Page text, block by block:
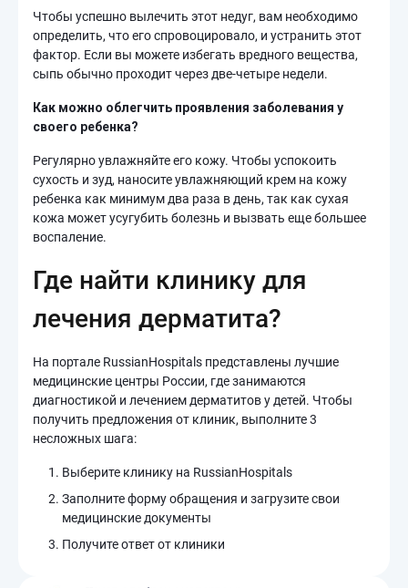
Чтобы успешно вылечить этот недуг, вам необходимо
определить, что его спровоцировало, и устранить этот
фактор. Если вы можете избегать вредного вещества,
сыпь обычно проходит через две-четыре недели.
Как можно облегчить проявления заболевания у
своего ребенка?
Регулярно увлажняйте его кожу. Чтобы успокоить
сухость и зуд, наносите увлажняющий крем на кожу
ребенка как минимум два раза в день, так как сухая
кожа может усугубить болезнь и вызвать еще большее
воспаление.
Где найти клинику для
лечения дерматита?
На портале RussianHospitals представлены лучшие
медицинские центры России, где занимаются
диагностикой и лечением дерматитов у детей. Чтобы
получить предложения от клиник, выполните 3
несложных шага:
Выберите клинику на RussianHospitals
Заполните форму обращения и загрузите свои
медицинские документы
Получите ответ от клиники